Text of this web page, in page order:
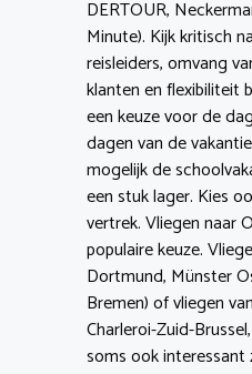
DERTOUR,
Minute). Kijk kritisch
reisleiders, omvang
klanten en flexibiliteit
een keuze voor de
dagen van de
mogelijk de
een stuk lager. Kies
vertrek. Vliegen naar
populaire keuze.
Dortmund, Münster
Bremen) of vliegen
Charleroi-Zuid-
soms ook interessant